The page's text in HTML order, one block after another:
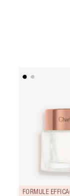
FORMULE